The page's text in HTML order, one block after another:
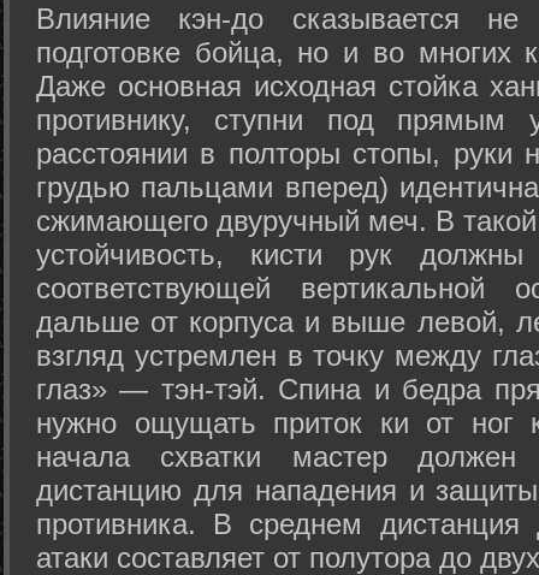
Влияние кэн-до сказывается не
подготовке бойца, но и во многих
Даже основная исходная стойка
противнику, ступни под прямым
расстоянии в полторы стопы, руки
грудью пальцами вперед)
сжимающего двуручный меч. В
устойчивость, кисти рук
соответствующей
дальше от корпуса и выше левой,
взгляд устремлен в точку между
глаз» — тэн-тэй. Спина и бедра
нужно ощущать приток ки от
начала схватки мастер должен
дистанцию для нападения и
противника. В среднем
атаки составляет от полутора до